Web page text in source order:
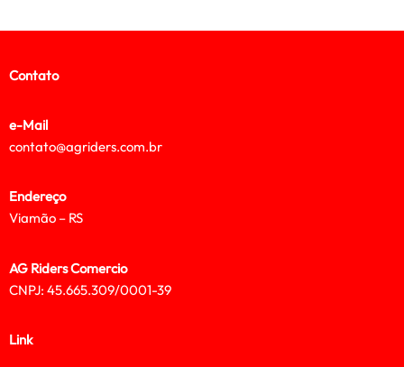
Contato
e-Mail
contato@agriders.com.br
Endereço
Viamão – RS
AG Riders Comercio
CNPJ: 45.665.309/0001-39
Link